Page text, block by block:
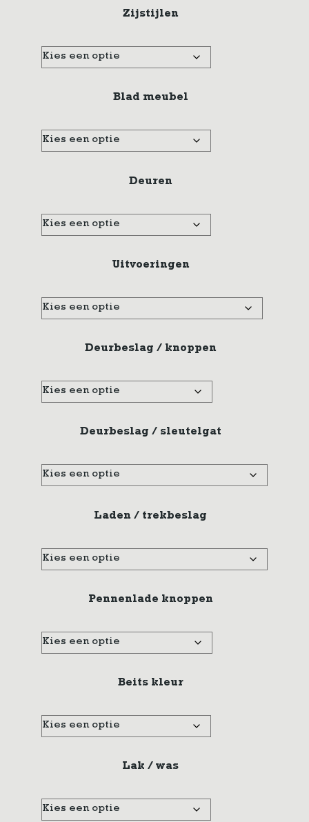
Zijstijlen
Blad meubel
Deuren
Uitvoeringen
Deurbeslag / knoppen
Deurbeslag / sleutelgat
Laden / trekbeslag
Pennenlade knoppen
Beits kleur
Lak / was